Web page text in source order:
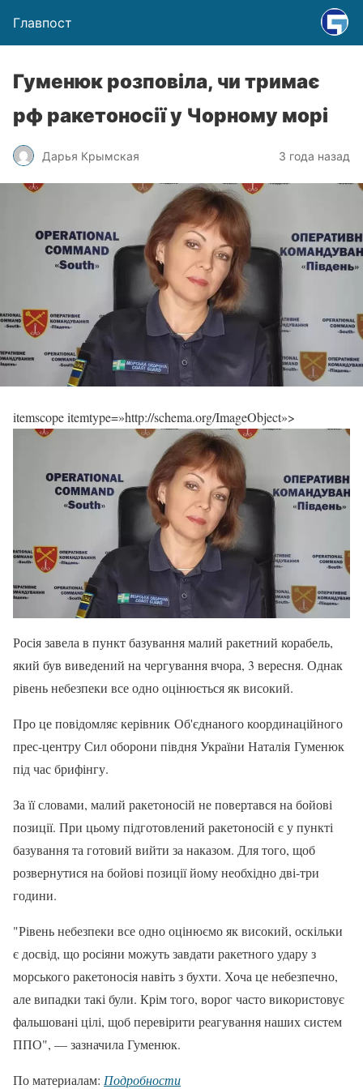
Главпост
Гуменюк розповіла, чи тримає
рф ракетоносії у Чорному морі
Дарья Крымская 3 года назад
itemscope itemtype=»http://schema.org/ImageObject»>
Росія завела в пункт базування малий ракетний корабель,
який був виведений на чергування вчора, 3 вересня. Однак
рівень небезпеки все одно оцінюється як високий.
Про це повідомляє керівник Об'єднаного координаційного
прес-центру Сил оборони півдня України Наталія Гуменюк
під час брифінгу.
За її словами, малий ракетоносій не повертався на бойові
позиції. При цьому підготовлений ракетоносій є у пункті
базування та готовий вийти за наказом. Для того, щоб
розвернутися на бойові позиції йому необхідно дві-три
години.
"Рівень небезпеки все одно оцінюємо як високий, оскільки
є досвід, що росіяни можуть завдати ракетного удару з
морського ракетоносія навіть з бухти. Хоча це небезпечно,
але випадки такі були. Крім того, ворог часто використовує
фальшовані цілі, щоб перевірити реагування наших систем
ППО", — зазначила Гуменюк.
По материалам: Подробности